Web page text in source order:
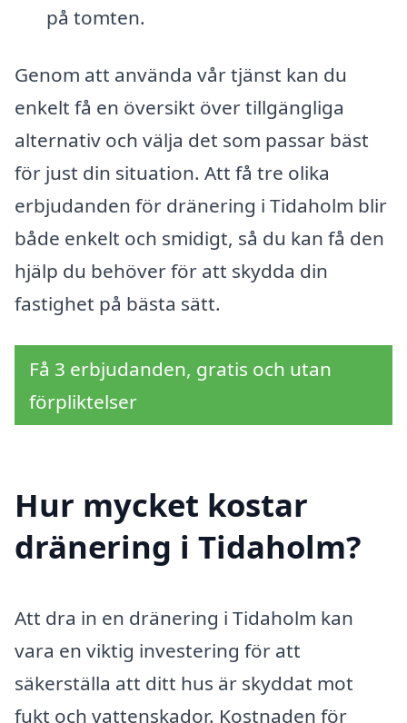
på tomten.
Genom att använda vår tjänst kan du
enkelt få en översikt över tillgängliga
alternativ och välja det som passar bäst
för just din situation. Att få tre olika
erbjudanden för dränering i Tidaholm blir
både enkelt och smidigt, så du kan få den
hjälp du behöver för att skydda din
fastighet på bästa sätt.
Få 3 erbjudanden, gratis och utan
förpliktelser
Hur mycket kostar
dränering i Tidaholm?
Att dra in en dränering i Tidaholm kan
vara en viktig investering för att
säkerställa att ditt hus är skyddat mot
fukt och vattenskador. Kostnaden för